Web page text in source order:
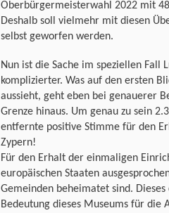
Oberbürgermeisterwahl 2022 mit
Deshalb soll vielmehr mit diesen
selbst geworfen werden.
Nun ist die Sache im speziellen Fall
komplizierter. Was auf den ersten
aussieht, geht eben bei genauerer
Grenze hinaus. Um genau zu sein
entfernte positive Stimme für den
Zypern!
Für den Erhalt der einmaligen
europäischen Staaten
Gemeinden beheimatet sind.
Bedeutung dieses Museums für